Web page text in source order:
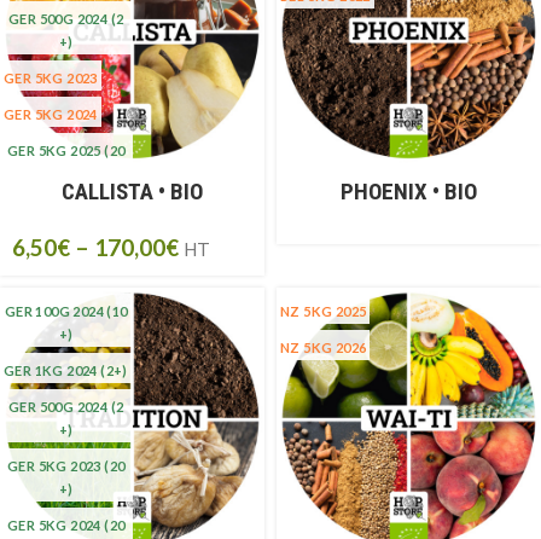
GER 500G 2024 (2
+)
GER 5KG 2023
GER 5KG 2024
GER 5KG 2025(20
CALLISTA • BIO
6,50€ – 170,00€ HT
PHOENIX • BIO
GER 100G 2024(10
+)
GER 1KG 2024(2+)
GER 500G 2024(2
+)
GER 5KG 2023(20
+)
GER 5KG 2024(20
NZ 5KG 2025
NZ 5KG 2026